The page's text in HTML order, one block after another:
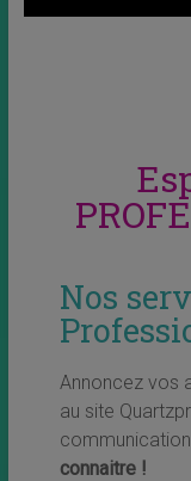
Nos
Annoncez vos
au site
connaitre !